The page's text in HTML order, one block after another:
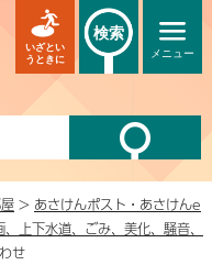
メニュー
いざとい
うときに
検索
> あさけんポスト・あさけんe
上下水道、ごみ、美化、騒音、
せ